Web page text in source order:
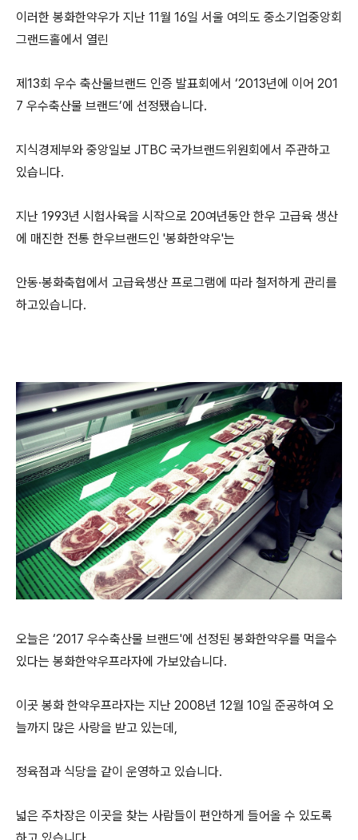
이러한 봉화한약우가 지난 11월 16일 서울 여의도 중소기업중앙회
그랜드홀에서 열린
제13회 우수 축산물브랜드 인증 발표회에서 ‘2013년에 이어 201
7 우수축산물 브랜드’에 선정됐습니다.
지식경제부와 중앙일보 JTBC 국가브랜드위원회에서 주관하고
있습니다.
지난 1993년 시험사육을 시작으로 20여년동안 한우 고급육 생산
에 매진한 전통 한우브랜드인 '봉화한약우'는
안동·봉화축협에서 고급육생산 프로그램에 따라 철저하게 관리를
하고있습니다.
오늘은 ‘2017 우수축산물 브랜드'에 선정된 봉화한약우를 먹을수
있다는 봉화한약우프라자에 가보았습니다.
이곳 봉화 한약우프라자는 지난 2008년 12월 10일 준공하여 오
늘까지 많은 사랑을 받고 있는데,
정육점과 식당을 같이 운영하고 있습니다.
넓은 주차장은 이곳을 찾는 사람들이 편안하게 들어올 수 있도록